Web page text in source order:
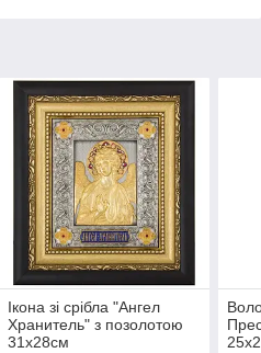
Ікона зі срібла "Ангел
Хранитель" з позолотою
31х28см